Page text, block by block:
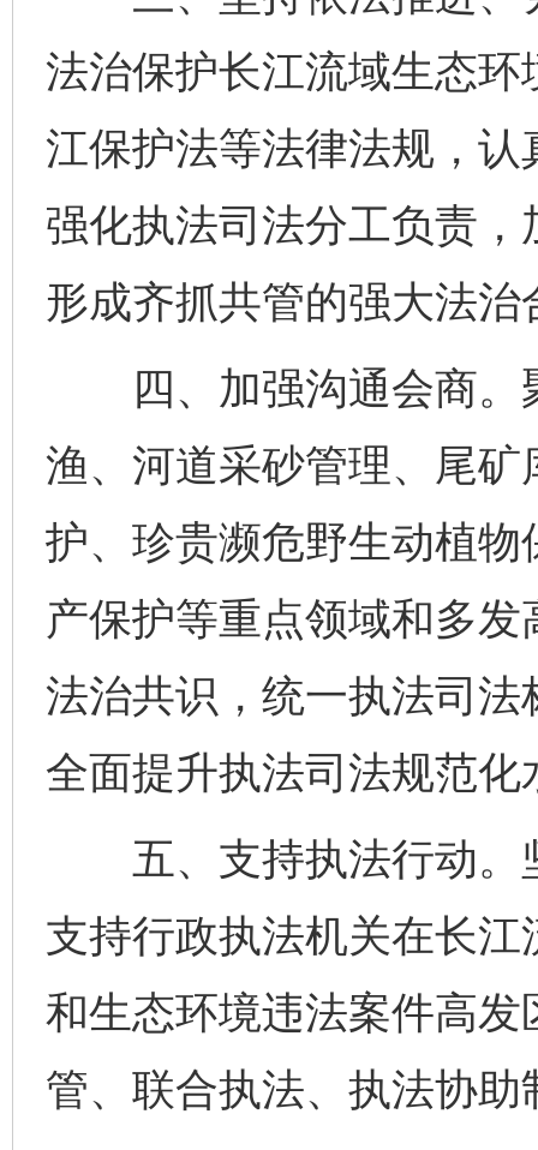
法治保护长江流域生态
江保护法等法律法规，
强化执法司法分工负责
形成齐抓共管的强大法治
四、加强沟通会商。
渔、河道采砂管理、尾
护、珍贵濒危野生动植
产保护等重点领域和多
法治共识，统一执法司
全面提升执法司法规范化
五、支持执法行动。
支持行政执法机关在长
和生态环境违法案件高
管、联合执法、执法协助